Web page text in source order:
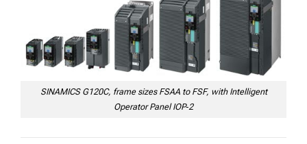
SINAMICS G120C, frame sizes FSAA to FSF, with Intelligent
Operator Panel IOP‑2